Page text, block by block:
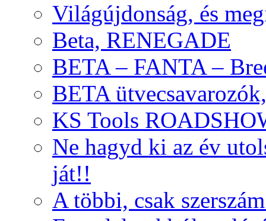
Világújdonság, és
Beta, RENEGADE
BETA – FANTA –
BETA
KS Tools
Ne hagyd ki az év
ját!!
A többi, csak